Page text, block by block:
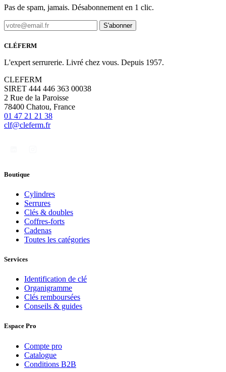
Pas de spam, jamais. Désabonnement en 1 clic.
S'abonner
CLÉFERM
L'expert serrurerie. Livré chez vous. Depuis 1957.
CLEFERM
SIRET 444 446 363 00038
2 Rue de la Paroisse
78400 Chatou, France
01 47 21 21 38
clf@cleferm.fr
Boutique
Cylindres
Serrures
Clés & doubles
Coffres-forts
Cadenas
Toutes les catégories
Services
Identification de clé
Organigramme
Clés remboursées
Conseils & guides
Espace Pro
Compte pro
Catalogue
Conditions B2B